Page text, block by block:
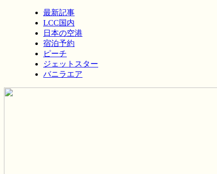
最新記事
LCC国内
日本の空港
宿泊予約
ピーチ
ジェットスター
バニラエア